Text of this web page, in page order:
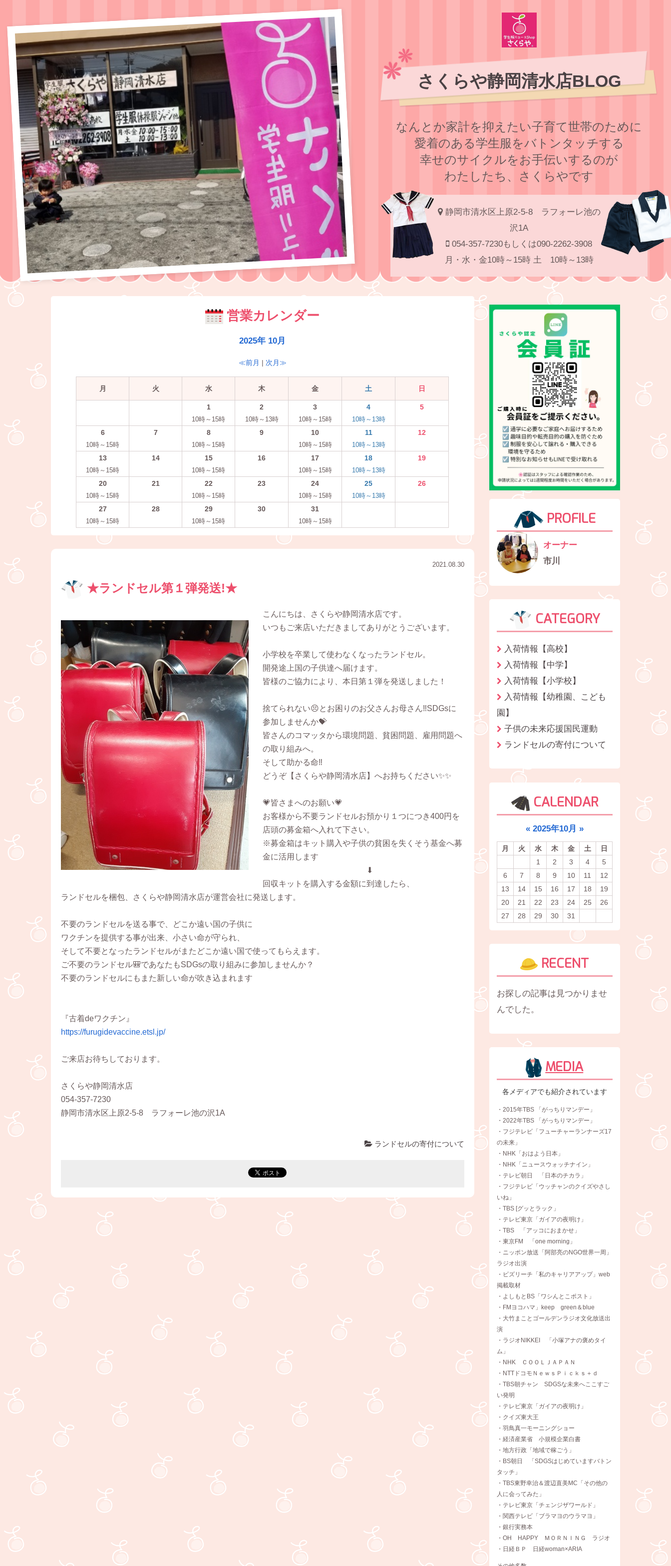
さくらや静岡清水店BLOG
なんとか家計を抑えたい子育て世帯のために
愛着のある学⽣服をバトンタッチする
幸せのサイクルをお⼿伝いするのが
わたしたち、さくらやです
静岡市清水区上原2-5-8 ラフォーレ池の
沢1A
054-357-7230もしくは090-2262-3908
月・水・金10時～15時 土 10時～13時
営業カレンダー
2025年 10月
≪前月 | 次月≫
月 火 水 木 金 土 日
1
10時～15時
2
10時～13時
3
10時～15時
4
10時～13時
5
6
10時～15時
7 8
10時～15時
9 10
10時～15時
11
10時～13時
12
13
10時～15時
14 15
10時～15時
16 17
10時～15時
18
10時～13時
19
20
10時～15時
21 22
10時～15時
23 24
10時～15時
25
10時～13時
26
27
10時～15時
28 29
10時～15時
30 31
10時～15時
2021.08.30
★ランドセル第１弾発送!★
こんにちは、さくらや静岡清水店です。
いつもご来店いただきましてありがとうございます。
小学校を卒業して使わなくなったランドセル。
開発途上国の子供達へ届けます。
皆様のご協力により、本日第１弾を発送しました！
捨てられない😣とお困りのお父さんお母さん‼︎SDGsに
参加しませんか💝
皆さんのコマッタから環境問題、貧困問題、雇用問題へ
の取り組みへ。
そして助かる命‼︎
どうぞ【さくらや静岡清水店】へお持ちください✨✨
💗皆さまへのお願い💗
お客様から不要ランドセルお預かり１つにつき400円を
店頭の募金箱へ入れて下さい。
※募金箱はキット購入や子供の貧困を失くそう基金へ募
金に活用します
⬇
回収キットを購入する金額に到達したら、
ランドセルを梱包、さくらや静岡清水店が運営会社に発送します。
不要のランドセルを送る事で、どこか遠い国の子供に
ワクチンを提供する事が出来、小さい命が守られ、
そして不要となったランドセルがまたどこか遠い国で使ってもらえます。
ご不要のランドセル🎒であなたもSDGsの取り組みに参加しませんか？
不要のランドセルにもまた新しい命が吹き込まれます
『古着deワクチン』
https://furugidevaccine.etsl.jp/
ご来店お待ちしております。
さくらや静岡清水店
054-357-7230
静岡市清水区上原2-5-8 ラフォーレ池の沢1A
ランドセルの寄付について
PROFILE
オーナー
市川
CATEGORY
入荷情報【高校】
入荷情報【中学】
入荷情報【小学校】
入荷情報【幼稚園、こども
園】
子供の未来応援国民運動
ランドセルの寄付について
CALENDAR
« 2025年10月 »
月 火 水 木 金 土
日
1
2 3 4
5
6
7 8 9 10 11
12
13
14 15 16 17 18
19
20
21 22 23 24 25
26
27
28 29 30 31
RECENT
お探しの記事は見つかりませ
んでした。
MEDIA
各メディアでも紹介されています
・2015年TBS 「がっちりマンデー」
・2022年TBS 「がっちりマンデー」
・フジテレビ「フューチャーランナーズ17
の未来」
・NHK「おはよう日本」
・NHK「ニュースウォッチナイン」
・テレビ朝日 「日本のチカラ」
・フジテレビ「ウッチャンのクイズやさし
いね」
・TBS [グッとラック」
・テレビ東京「ガイアの夜明け」
・TBS 「アッコにおまかせ」
・東京FM 「one morning」
・ニッポン放送「阿部亮のNGO世界一周」
ラジオ出演
・ビズリーチ「私のキャリアアップ」web
掲載取材
・よしもとBS「ワシんとこポスト」
・FMヨコハマ」keep green＆blue
・大竹まことゴールデンラジオ文化放送出
演
・ラジオNIKKEI 「小塚アナの褒めタイ
ム」
・NHK ＣＯＯＬＪＡＰＡＮ
・NTTドコモＮｅｗｓＰｉｃｋｓ＋ｄ
・TBS朝チャン SDGSな未来へここすご
い発明
・テレビ東京「ガイアの夜明け」
・クイズ東大王
・羽鳥真一モーニングショー
・経済産業省 小規模企業白書
・地方行政「地域で稼ごう」
・BS朝日 「SDGSはじめていますバトン
タッチ」
・TBS東野幸治＆渡辺直美MC「その他の
人に会ってみた」
・テレビ東京「チェンジザワールド」
・関西テレビ「ブラマヨのウラマヨ」
・銀行実務本
・OH HAPPY ＭＯＲＮＩＮＧ ラジオ
・日経ＢＰ 日経woman×ARIA